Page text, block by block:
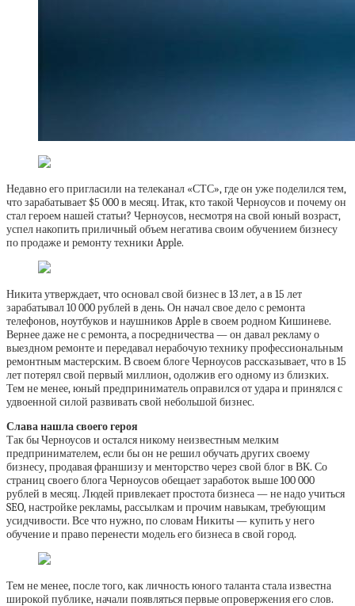
Недавно его пригласили на телеканал «СТС», где он уже поделился тем,
что зарабатывает $5 000 в месяц. Итак, кто такой Черноусов и почему он
стал героем нашей статьи? Черноусов, несмотря на свой юный возраст,
успел накопить приличный объем негатива своим обучением бизнесу
по продаже и ремонту техники Apple.
Никита утверждает, что основал свой бизнес в 13 лет, а в 15 лет
зарабатывал 10 000 рублей в день. Он начал свое дело с ремонта
телефонов, ноутбуков и наушников Apple в своем родном Кишиневе.
Вернее даже не с ремонта, а посредничества — он давал рекламу о
выездном ремонте и передавал нерабочую технику профессиональным
ремонтным мастерским. В своем блоге Черноусов рассказывает, что в 15
лет потерял свой первый миллион, одолжив его одному из близких.
Тем не менее, юный предприниматель оправился от удара и принялся с
удвоенной силой развивать свой небольшой бизнес.
Слава нашла своего героя
Так бы Черноусов и остался никому неизвестным мелким
предпринимателем, если бы он не решил обучать других своему
бизнесу, продавая франшизу и менторство через свой блог в ВК. Со
страниц своего блога Черноусов обещает заработок выше 100 000
рублей в месяц. Людей привлекает простота бизнеса — не надо учиться
SEO, настройке рекламы, рассылкам и прочим навыкам, требующим
усидчивости. Все что нужно, по словам Никиты — купить у него
обучение и право перенести модель его бизнеса в свой город.
Тем не менее, после того, как личность юного таланта стала известна
широкой публике, начали появляться первые опровержения его слов.